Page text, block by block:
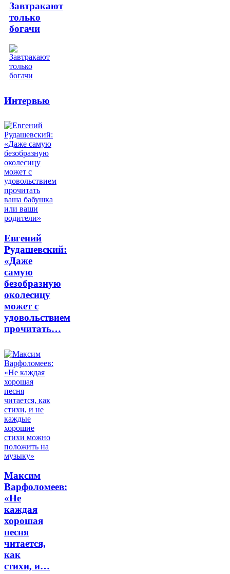
Завтракают
только
богачи
Интервью
Евгений
Рудашевский:
«Даже
самую
безобразную
околесицу
может с
удовольствием
прочитать…
Максим
Варфоломеев:
«Не
каждая
хорошая
песня
читается,
как
стихи, и…